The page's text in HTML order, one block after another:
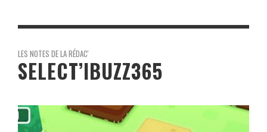
LES NOTES DE LA RÉDAC'
SELECT’IBUZZ365